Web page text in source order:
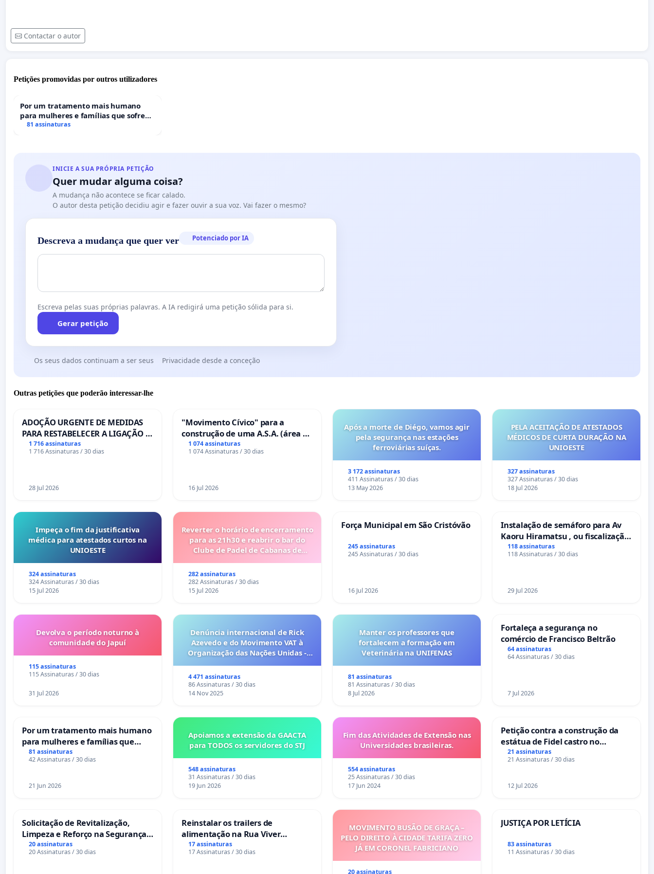
Contactar o autor
Petições promovidas por outros utilizadores
Por um tratamento mais humano
para mulheres e famílias que sofrem
uma perda gestacional nos hospitais
81 assinaturas
INICIE A SUA PRÓPRIA PETIÇÃO
Quer mudar alguma coisa?
A mudança não acontece se ficar calado.
O autor desta petição decidiu agir e fazer ouvir a sua voz. Vai fazer o mesmo?
Descreva a mudança que quer ver Potenciado por IA
Escreva pelas suas próprias palavras. A IA redigirá uma petição sólida para si.
Gerar petição
Os seus dados continuam a ser seus Privacidade desde a conceção
Outras petições que poderão interessar-lhe
ADOÇÃO URGENTE DE MEDIDAS
PARA RESTABELECER A LIGAÇÃO -
PONTE RS-129
1 716 assinaturas
1 716 Assinaturas / 30 dias
28 Jul 2026
"Movimento Cívico" para a
construção de uma A.S.A. (área de
serviços para autocaravanas) em
Coimbra
1 074 assinaturas
1 074 Assinaturas / 30 dias
16 Jul 2026
Após a morte de Diégo, vamos agir
pela segurança nas estações
ferroviárias suíças.
3 172 assinaturas
411 Assinaturas / 30 dias
13 May 2026
PELA ACEITAÇÃO DE ATESTADOS
MÉDICOS DE CURTA DURAÇÃO NA
UNIOESTE
327 assinaturas
327 Assinaturas / 30 dias
18 Jul 2026
Impeça o fim da justificativa
médica para atestados curtos na
UNIOESTE
324 assinaturas
324 Assinaturas / 30 dias
15 Jul 2026
Reverter o horário de encerramento
para as 21h30 e reabrir o bar do
Clube de Padel de Cabanas de
282 assinaturas
282 Assinaturas / 30 dias
15 Jul 2026
Força Municipal em São Cristóvão
245 assinaturas
245 Assinaturas / 30 dias
16 Jul 2026
Instalação de semáforo para Av
Kaoru Hiramatsu , ou fiscalização
Eletrônica
118 assinaturas
118 Assinaturas / 30 dias
29 Jul 2026
Devolva o período noturno à
comunidade do Japuí
115 assinaturas
115 Assinaturas / 30 dias
31 Jul 2026
Denúncia internacional de Rick
Azevedo e do Movimento VAT à
Organização das Nações Unidas -
6x1 enquanto o lobby empresarial
compra a omissão do Congresso.
4 471 assinaturas
86 Assinaturas / 30 dias
14 Nov 2025
Manter os professores que
fortalecem a formação em
Veterinária na UNIFENAS
81 assinaturas
81 Assinaturas / 30 dias
8 Jul 2026
Fortaleça a segurança no
comércio de Francisco Beltrão
64 assinaturas
64 Assinaturas / 30 dias
7 Jul 2026
Por um tratamento mais humano
para mulheres e famílias que
sofrem uma perda gestacional
nos hospitais portugueses
81 assinaturas
42 Assinaturas / 30 dias
21 Jun 2026
Apoiamos a extensão da GAACTA
para TODOS os servidores do STJ
548 assinaturas
31 Assinaturas / 30 dias
19 Jun 2026
Fim das Atividades de Extensão nas
Universidades brasileiras.
554 assinaturas
25 Assinaturas / 30 dias
17 Jun 2024
Petição contra a construção da
estátua de Fidel castro no
mirante do Caju
21 assinaturas
21 Assinaturas / 30 dias
12 Jul 2026
Solicitação de Revitalização,
Limpeza e Reforço na Segurança
das Praças da Rua Cachoeira das
Sete Ilhas
20 assinaturas
20 Assinaturas / 30 dias
Reinstalar os trailers de
alimentação na Rua Viver
Salvador
17 assinaturas
17 Assinaturas / 30 dias
MOVIMENTO BUSÃO DE GRAÇA –
PELO DIREITO À CIDADE TARIFA ZERO
JÁ EM CORONEL FABRICIANO
20 assinaturas
JUSTIÇA POR LETÍCIA
83 assinaturas
11 Assinaturas / 30 dias